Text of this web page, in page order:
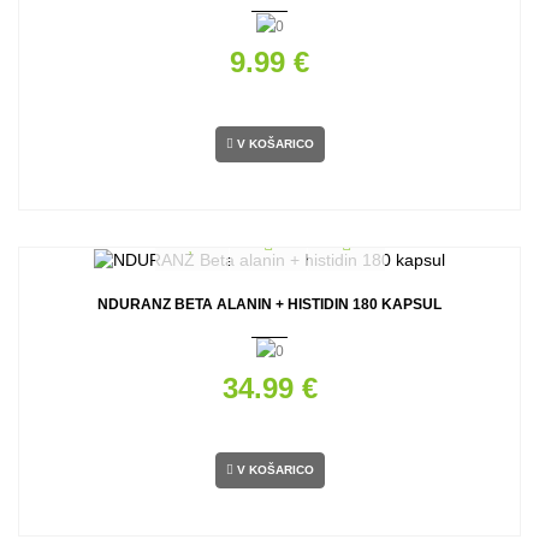
9.99 €
V KOŠARICO
NDURANZ BETA ALANIN + HISTIDIN 180 KAPSUL
34.99 €
V KOŠARICO